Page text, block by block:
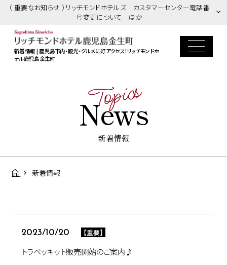
（ 重要なお知らせ ）リッチモンドホテルズ カスタマーセンター電話番
号変更について ほか
新着情報 | 鹿児島市内・観光・グルメに好アクセス！リッチモンドホ
テル鹿児島金生町
News
Topics
新着情報
新着情報
2023/10/20 【重要】
トラベッキット販売開始のご案内♪